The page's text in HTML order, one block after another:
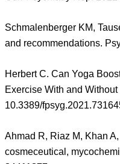
Schmalenberger KM,
and recommendations.
Herbert C. Can Yoga
Exercise With and
10.3389/
Ahmad R, Riaz M, Khan
cosmeceutical,